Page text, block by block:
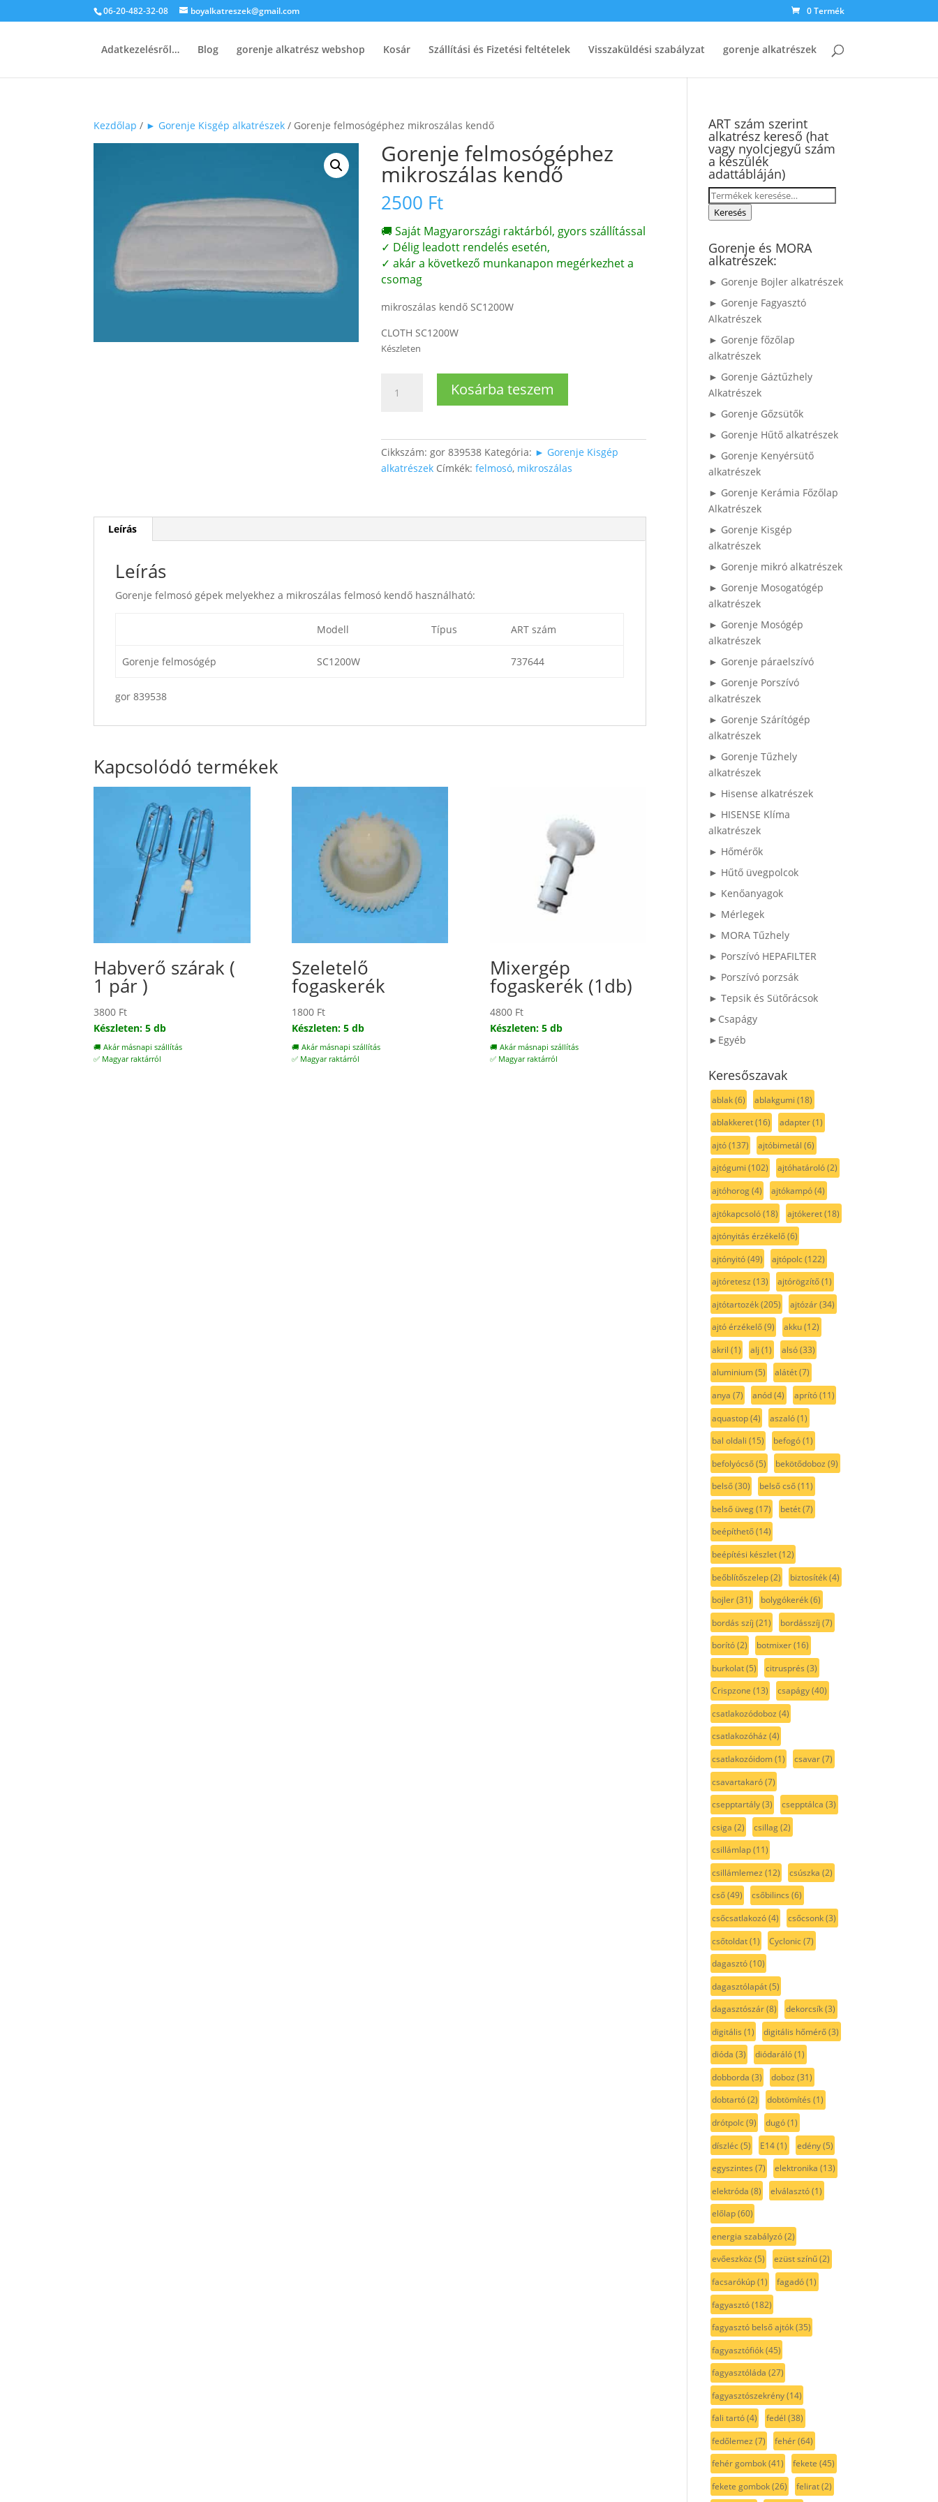
06-20-482-32-08 boyalkatreszek@gmail.com 0 Termék
Adatkezelésről… Blog gorenje alkatrész webshop Kosár Szállítási és Fizetési feltételek Visszaküldési szabályzat gorenje alkatrészek
Kezdőlap / ► Gorenje Kisgép alkatrészek / Gorenje felmosógéphez mikroszálas kendő
Gorenje felmosógéphez
mikroszálas kendő
2500 Ft
🚚 Saját Magyarországi raktárból, gyors szállítással
✓ Délig leadott rendelés esetén,
✓ akár a következő munkanapon megérkezhet a
csomag
mikroszálas kendő SC1200W
CLOTH SC1200W
Készleten
felmosógéphez
mennyiség
Kosárba teszem
Cikkszám:gor 839538 Kategória: ► Gorenje Kisgép
alkatrészek Címkék:felmosó, mikroszálas
Leírás
Leírás
Gorenje felmosó gépek melyekhez a mikroszálas felmosó kendő használható:
Modell Típus ART szám
Gorenje felmosógép SC1200W 737644
gor 839538
Kapcsolódó termékek
Habverő szárak (
1 pár )
3800 Ft
Készleten: 5 db
🚚 Akár másnapi szállítás
✅ Magyar raktárról
Szeletelő
fogaskerék
1800 Ft
Készleten: 5 db
🚚 Akár másnapi szállítás
✅ Magyar raktárról
Mixergép
fogaskerék (1db)
4800 Ft
Készleten: 5 db
🚚 Akár másnapi szállítás
✅ Magyar raktárról
ART szám szerint
alkatrész kereső (hat
vagy nyolcjegyű szám
a készülék
adattábláján)
Keresés
a Keresés
Gorenje és MORA
alkatrészek:
► Gorenje Bojler alkatrészek
► Gorenje Fagyasztó
Alkatrészek
► Gorenje főzőlap
alkatrészek
► Gorenje Gáztűzhely
Alkatrészek
► Gorenje Gőzsütők
► Gorenje Hűtő alkatrészek
► Gorenje Kenyérsütő
alkatrészek
► Gorenje Kerámia Főzőlap
Alkatrészek
► Gorenje Kisgép
alkatrészek
► Gorenje mikró alkatrészek
► Gorenje Mosogatógép
alkatrészek
► Gorenje Mosógép
alkatrészek
► Gorenje páraelszívó
► Gorenje Porszívó
alkatrészek
► Gorenje Szárítógép
alkatrészek
► Gorenje Tűzhely
alkatrészek
► Hisense alkatrészek
► HISENSE Klíma
alkatrészek
► Hőmérők
► Hűtő üvegpolcok
► Kenőanyagok
► Mérlegek
► MORA Tűzhely
► Porszívó HEPAFILTER
► Porszívó porzsák
► Tepsik és Sütőrácsok
►Csapágy
►Egyéb
Keresőszavak
ablak(6) ablakgumi (18)
ablakkeret(16) adapter(1)
ajtó(137) ajtóbimetál (6)
ajtógumi (102) ajtóhatároló(2)
ajtóhorog(4) ajtókampó(4)
ajtókapcsoló(18) ajtókeret(18)
ajtónyitás érzékelő(6)
ajtónyitó(49) ajtópolc(122)
ajtóretesz (13) ajtórögzítő(1)
ajtótartozék(205) ajtózár(34)
ajtó érzékelő(9) akku(12)
akril (1) alj (1) alsó(33)
aluminium(5) alátét(7)
anya (7) anód(4) aprító(11)
aquastop(4) aszaló(1)
bal oldali (15) befogó(1)
befolyócső(5) bekötődoboz (9)
belső(30) belső cső(11)
belső üveg(17) betét(7)
beépíthető(14)
beépítési készlet(12)
beőblítőszelep(2) biztosíték(4)
bojler(31) bolygókerék(6)
bordás szíj (21) bordásszíj (7)
borító(2) botmixer(16)
burkolat(5) citrusprés (3)
Crispzone (13) csapágy(40)
csatlakozódoboz (4)
csatlakozóház (4)
csatlakozóidom(1) csavar(7)
csavartakaró(7)
csepptartály(3) csepptálca (3)
csiga (2) csillag(2)
csillámlap(11)
csillámlemez (12) csúszka (2)
cső(49) csőbilincs (6)
csőcsatlakozó(4) csőcsonk(3)
csőtoldat(1) Cyclonic(7)
dagasztó(10)
dagasztólapát(5)
dagasztószár(8) dekorcsík(3)
digitális (1) digitális hőmérő(3)
dióda (3) diódaráló(1)
dobborda (3) doboz (31)
dobtartó(2) dobtömítés (1)
drótpolc(9) dugó(1)
díszléc(5) E14(1) edény(5)
egyszintes (7) elektronika (13)
elektróda (8) elválasztó(1)
előlap(60)
energia szabályzó(2)
evőeszköz (5) ezüst színű(2)
facsarókúp(1) fagadó(1)
fagyasztó(182)
fagyasztó belső ajtók(35)
fagyasztófiók(45)
fagyasztóláda (27)
fagyasztószekrény(14)
fali tartó(4) fedél (38)
fedőlemez (7) fehér(64)
fehér gombok(41) fekete (45)
fekete gombok(26) felirat(2)